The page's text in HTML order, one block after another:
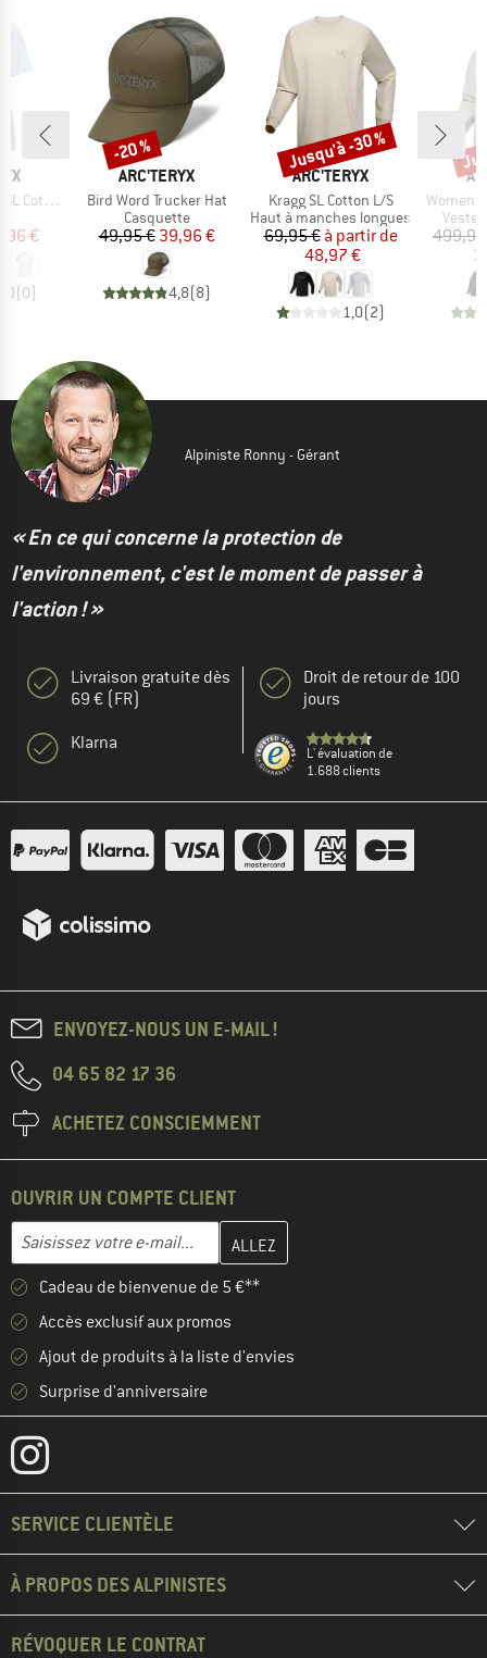
Crew S/S
réduit
€
(0)
MARQUE
ARC'TERYX
Article
Bird Word Trucker Hat
Product group
Casquette
Prix
49,95 €Prix réduit
39,96 €
4,8(8)
Remise
-20 %
MARQUE
ARC'TERYX
Article
Kragg SL Cotton L/S
Product group
Haut à manches longues
Prix
69,95 € Prix réduit
à partir de
48,97 €
1,0(2)
Remise
Jusqu'à -30 %
Article
Veste
Alpiniste Ronny - Gérant
« En ce qui concerne la protection de
l'environnement, c'est le moment de passer à
l'action ! »
Livraison gratuite dès
69 € (FR)
Klarna
Droit de retour de 100
jours
L' évaluation de
1.688 clients
ENVOYEZ-NOUS UN E-MAIL !
04 65 82 17 36
ACHETEZ CONSCIEMMENT
OUVRIR UN COMPTE CLIENT
Adresse e-mail
Entrez votre adresse e-mail ici et créez votre compte client à la
Cadeau de bienvenue de 5 €**
Accès exclusif aux promos
Ajout de produits à la liste d'envies
Surprise d'anniversaire
SERVICE CLIENTÈLE
À PROPOS DES ALPINISTES
RÉVOQUER LE CONTRAT